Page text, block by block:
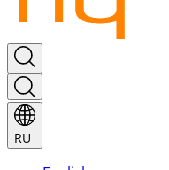
RU